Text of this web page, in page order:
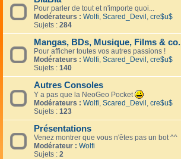
Pour parler de tout et n'importe quoi...
Modérateurs : Wolfi, Scared_Devil, cre$u$
Sujets : 284
Mangas, BDs, Musique, Films & co.
Pour afficher toutes vos autres passions !
Modérateurs : Wolfi, Scared_Devil, cre$u$
Sujets : 140
Autres Consoles
Y a pas que la NeoGeo Pocket
Modérateurs : Wolfi, Scared_Devil, cre$u$
Sujets : 123
Présentations
Venez montrer que vous n'êtes pas un bot ^^
Modérateur : Wolfi
Sujets : 2